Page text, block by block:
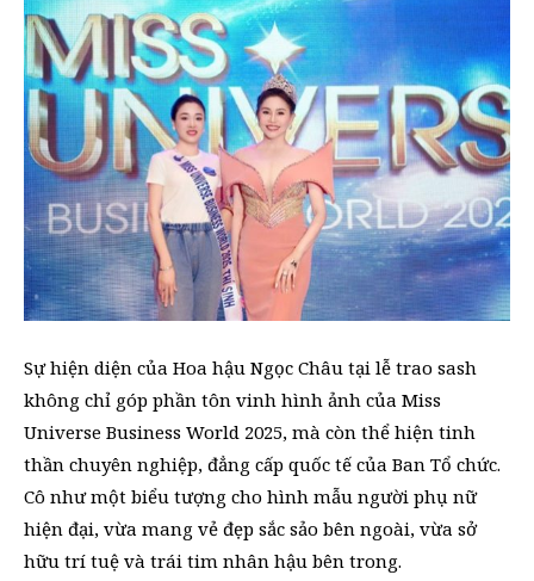
Sự hiện diện của Hoa hậu Ngọc Châu tại lễ trao sash
không chỉ góp phần tôn vinh hình ảnh của Miss
Universe Business World 2025, mà còn thể hiện tinh
thần chuyên nghiệp, đẳng cấp quốc tế của Ban Tổ chức.
Cô như một biểu tượng cho hình mẫu người phụ nữ
hiện đại, vừa mang vẻ đẹp sắc sảo bên ngoài, vừa sở
hữu trí tuệ và trái tim nhân hậu bên trong.